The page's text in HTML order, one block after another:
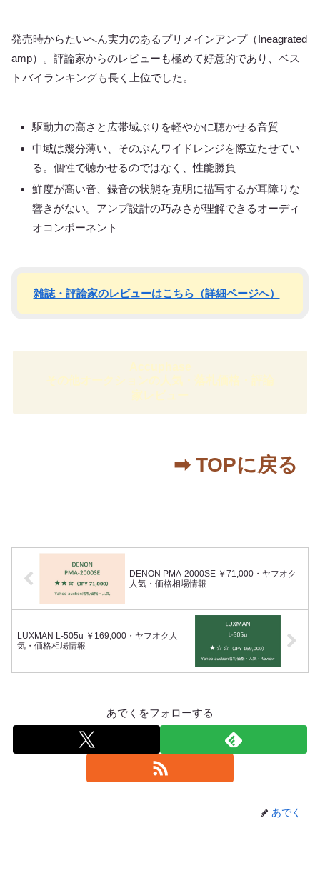
発売時からたいへん実力のあるプリメインアンプ（Ineagrated
amp）。評論家からのレビューも極めて好意的であり、ベス
トバイランキングも長く上位でした。
駆動力の高さと広帯域ぶりを軽やかに聴かせる音質
中域は幾分薄い、そのぶんワイドレンジを際立たせてい
る。個性で聴かせるのではなく、性能勝負
鮮度が高い音、録音の状態を克明に描写するが耳障りな
響きがない。アンプ設計の巧みさが理解できるオーディ
オコンポーネント
雑誌・評論家のレビューはこちら（詳細ページへ）
Accuphase
その他オークションの人気・落札価格・評論
家レビュー
➡︎ TOPに戻る
DENON PMA-2000SE ￥71,000・ヤフオク
人気・価格相場情報
LUXMAN L-505u ￥169,000・ヤフオク人
気・価格相場情報
あでくをフォローする
あでく